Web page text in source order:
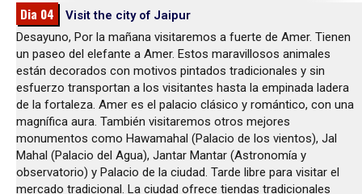
Dia 04
Visit the city of Jaipur
Desayuno, Por la mañana visitaremos a fuerte de Amer. Tienen
un paseo del elefante a Amer. Estos maravillosos animales
están decorados con motivos pintados tradicionales y sin
esfuerzo transportan a los visitantes hasta la empinada ladera
de la fortaleza. Amer es el palacio clásico y romántico, con una
magnífica aura. También visitaremos otros mejores
monumentos como Hawamahal (Palacio de los vientos), Jal
Mahal (Palacio del Agua), Jantar Mantar (Astronomía y
observatorio) y Palacio de la ciudad. Tarde libre para visitar el
mercado tradicional. La ciudad ofrece tiendas tradicionales